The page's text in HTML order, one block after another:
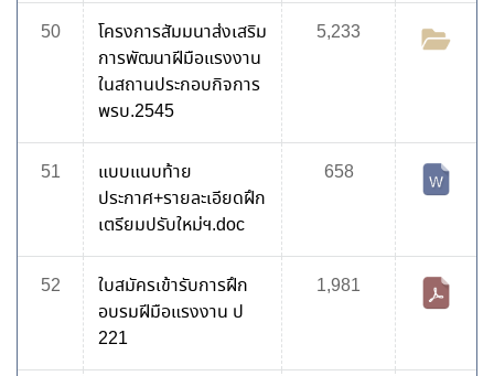
50
โครงการสัมมนาส่งเสริม
การพัฒนาฝีมือแรงงาน
ในสถานประกอบกิจการ
พรบ.2545
5,233
51
แบบแนบท้าย
ประกาศ+รายละเอียดฝึก
เตรียมปรับใหม่ฯ.doc
658
52
ใบสมัครเข้ารับการฝึก
อบรมฝีมือแรงงาน ป
221
1,981